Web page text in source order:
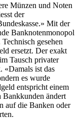
Münzen und Noten
der
Mit der
Banknotenmonopol
gesehen
ersetzt. Der exakt
Tausch privater
«Damals ist das
es wurde
entspricht einem
ändert
auf die Banken oder